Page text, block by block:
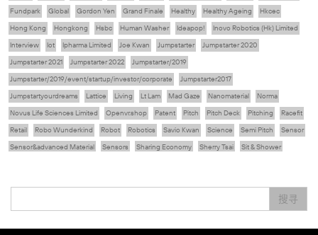
Fundpark
Global Gordon Yen Grand Finale Healthy Healthy Ageing
Hkcec
Hong Kong
Hongkong Hsbc Human Washer Ideapop!
Inovo Robotics (Hk) Limited
Interview
Iot Ipharma Limited Joe Kwan Jumpstarter
Jumpstarter 2020
Jumpstarter 2021
Jumpstarter 2022
Jumpstarter/2019
Jumpstarter/2019/event/startup/investor/corporate
Jumpstarter2017
Jumpstartyourdreams
Lattice Living Lt Lam Mad Gaze Nanomaterial
Norma
Novus Life Sciences Limited
Openvr.shop Patent Pitch Pitch Deck Pitching
Racefit
Retail
Robo Wunderkind Robot Robotics Savio Kwan Science Semi Pitch
Sensor
Sensor&advanced Material
Sensors Sharing Economy Sherry Tsai
Sit & Shower
搜寻